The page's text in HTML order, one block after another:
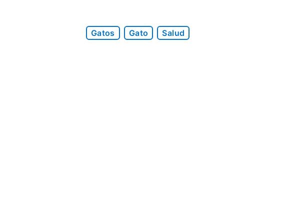
Gatos Gato
Salud